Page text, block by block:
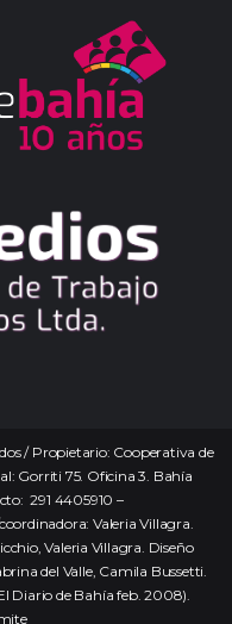
/ Propietario: Cooperativa de
Gorriti 75. Oficina 3. Bahía
291 4405910 –
Valeria Villagra.
Valeria Villagra. Diseño
del Valle, Camila Bussetti.
Diario de Bahía feb. 2008).